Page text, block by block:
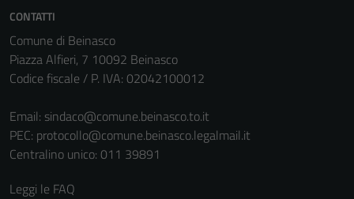
CONTATTI
Comune di Beinasco
Piazza Alfieri, 7 10092 Beinasco
Codice fiscale / P. IVA: 02042100012
Email: sindaco@comune.beinasco.to.it
PEC: protocollo@comune.beinasco.legalmail.it
Centralino unico: 011 39891
Leggi le FAQ